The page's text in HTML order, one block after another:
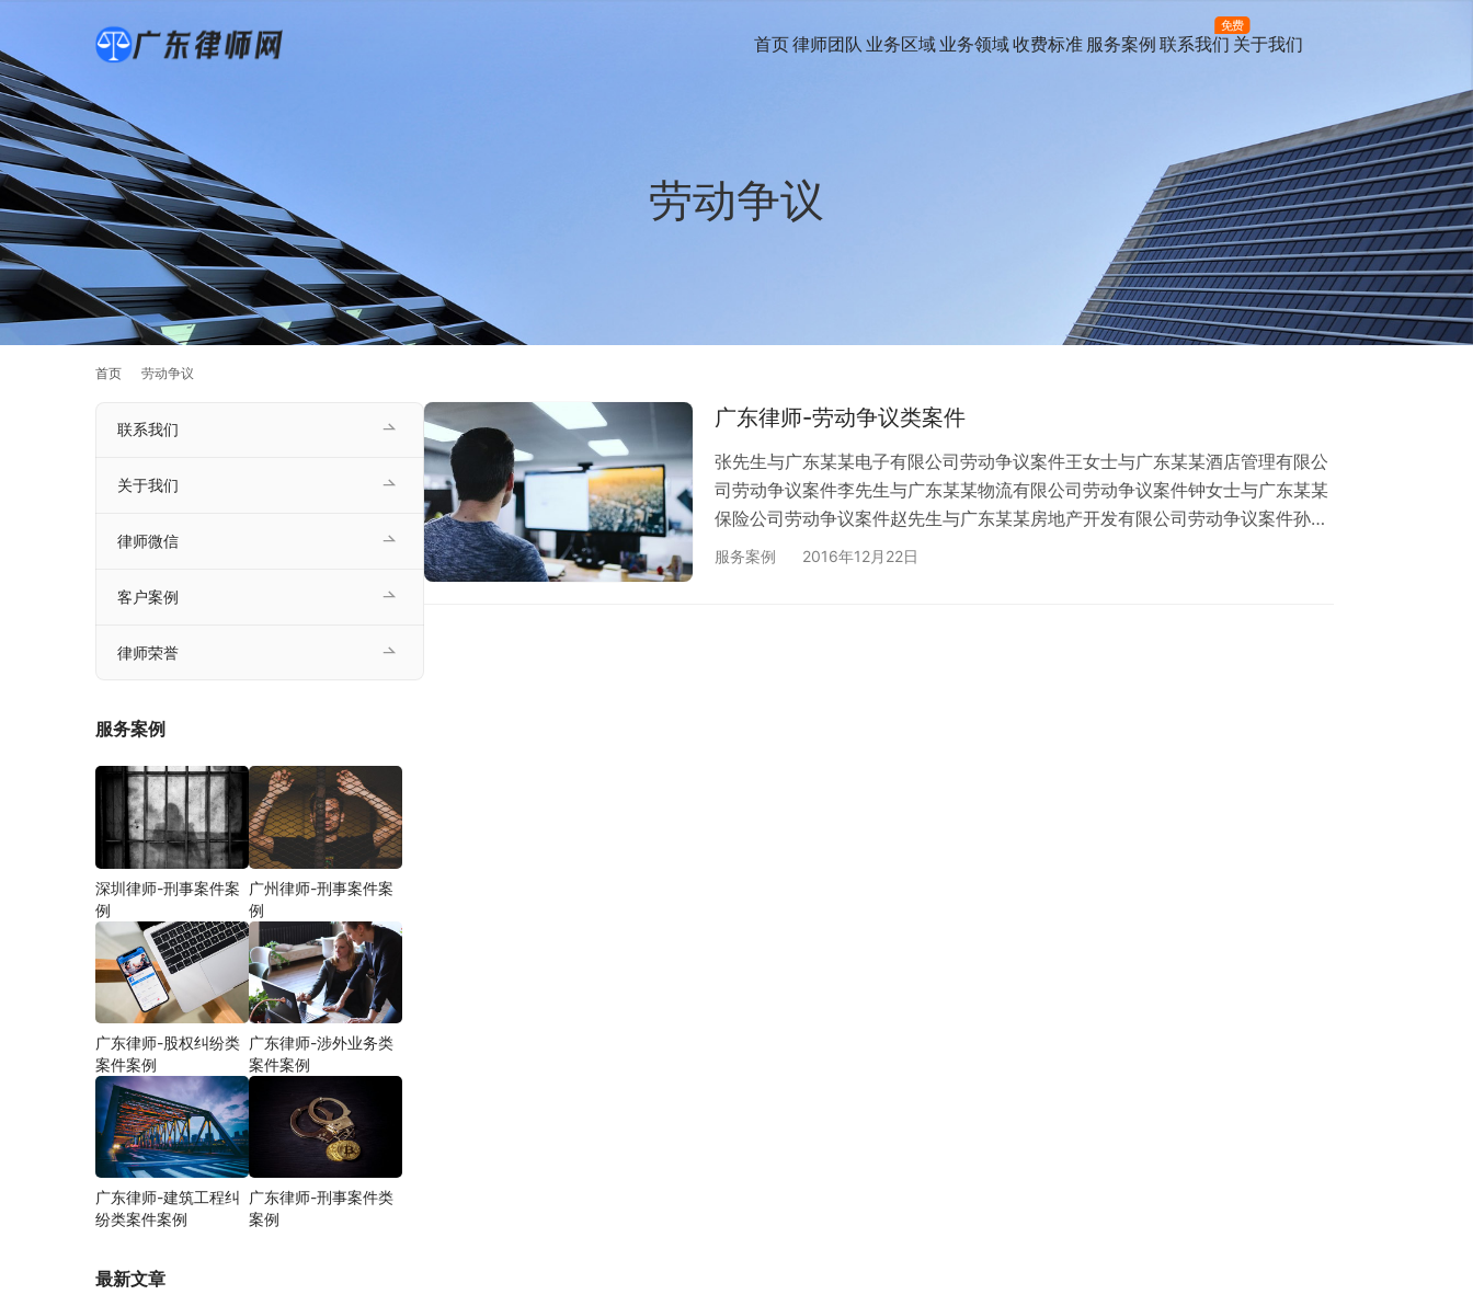
首页律师团队 业务区域 业务领域收费标准 服务案例 联系我们
免费
关于我们
劳动争议
首页 劳动争议
广东律师-劳动争议类案件
张先生与广东某某电子有限公司劳动争议案件王女士与广东某某酒店管理有限公
司劳动争议案件李先生与广东某某物流有限公司劳动争议案件钟女士与广东某某
保险公司劳动争议案件赵先生与广东某某房地产开发有限公司劳动争议案件孙女
士与广东某某广告传媒有限公司劳动争议案件刘先生与广东某某汽车销售有限公
服务案例 2016年12月22日
联系我们
关于我们
律师微信
客户案例
律师荣誉
服务案例
深圳律师-刑事案件案
例
广州律师-刑事案件案
例
广东律师-股权纠纷类
案件案例
广东律师-涉外业务类
案件案例
广东律师-建筑工程纠
纷类案件案例
广东律师-刑事案件类
案例
最新文章